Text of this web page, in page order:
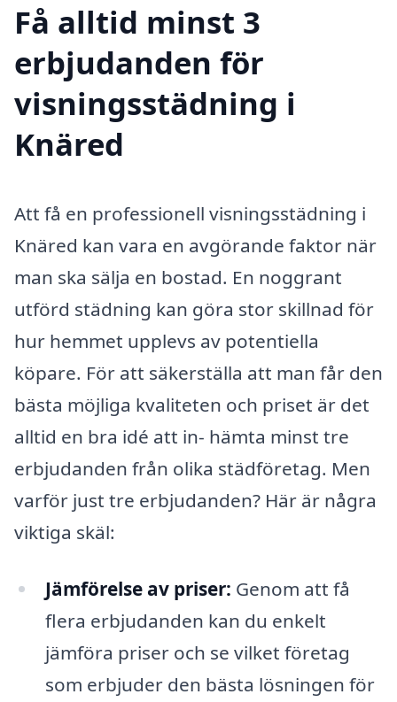
Få alltid minst 3
erbjudanden för
visningsstädning i
Knäred
Att få en professionell visningsstädning i
Knäred kan vara en avgörande faktor när
man ska sälja en bostad. En noggrant
utförd städning kan göra stor skillnad för
hur hemmet upplevs av potentiella
köpare. För att säkerställa att man får den
bästa möjliga kvaliteten och priset är det
alltid en bra idé att in- hämta minst tre
erbjudanden från olika städföretag. Men
varför just tre erbjudanden? Här är några
viktiga skäl:
Jämförelse av priser: Genom att få
flera erbjudanden kan du enkelt
jämföra priser och se vilket företag
som erbjuder den bästa lösningen för